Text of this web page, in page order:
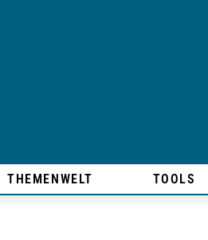
THEMENWELT TOOLS